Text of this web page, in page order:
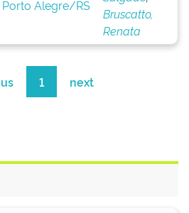
Alegre/RS
Bruscatto,
Renata
1 next